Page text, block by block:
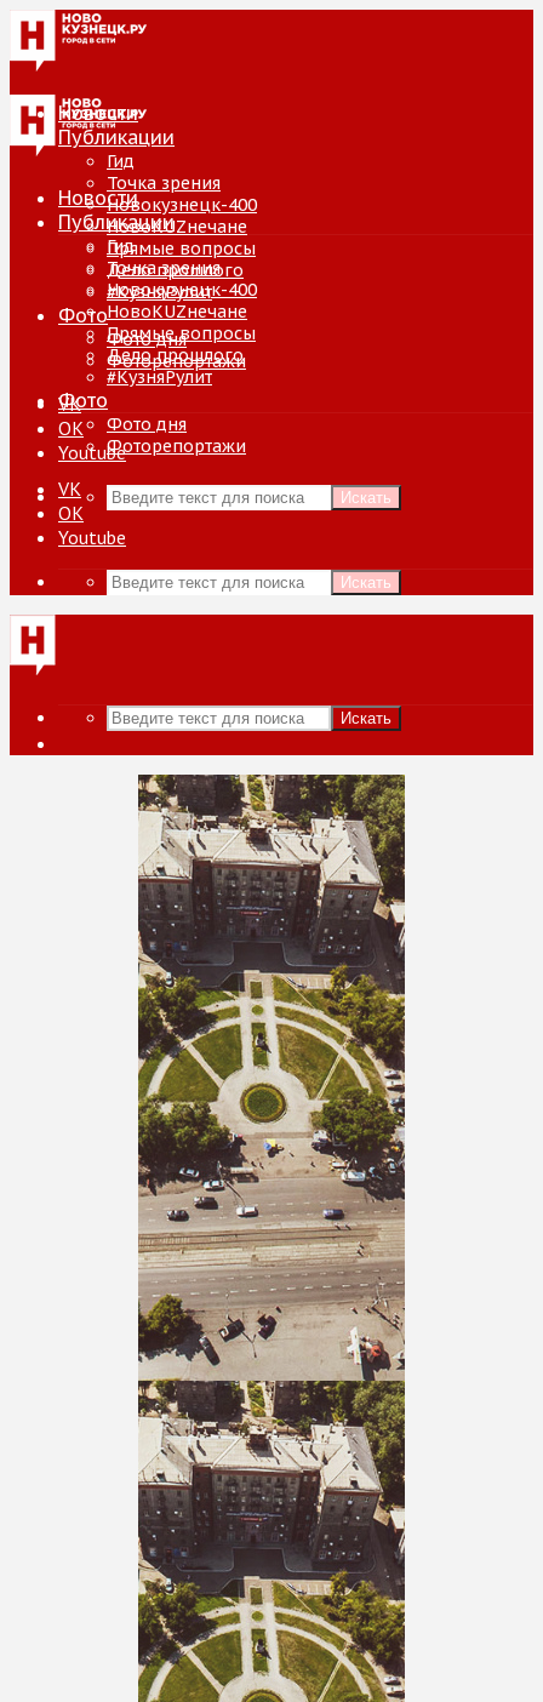
Новости
Публикации
Гид
Точка зрения
Новокузнецк-400
НовоKUZнечане
Прямые вопросы
Дело прошлого
#КузняРулит
Фото
Фото дня
Фоторепортажи
VK
ОК
Youtube
Искать
Новости
Публикации
Гид
Точка зрения
Новокузнецк-400
НовоKUZнечане
Прямые вопросы
Дело прошлого
#КузняРулит
Фото
Фото дня
Фоторепортажи
VK
ОК
Youtube
Искать
Искать